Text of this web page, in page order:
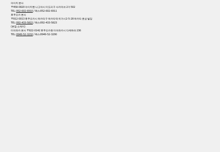
아이치 본사
〒458-0820 아이치현 나고야시 미도리구 사카마쓰 2가 502
TEL:052-602-6910/ 팩스:052-602-6911
후쿠오카 본사
〒812-0013 후쿠오카시 하카타구 하카타역 히가시2-5-28 하카타 효성 빌딩
TEL:092-433-5822/ 팩스:092-433-5823
(본점 소재지)
미야와카 본사 〒822-0142 후쿠오카현 미야와카시 다케하라 236
TEL:0949-52-3232/ 팩스:0949-52-3290